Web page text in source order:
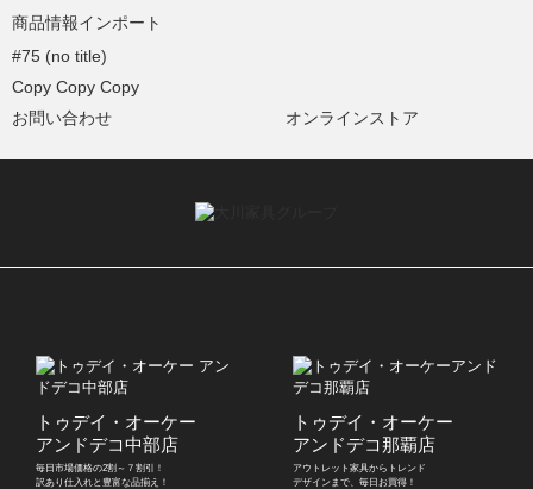
商品情報インポート
#75 (no title)
Copy Copy Copy
お問い合わせ
オンラインストア
トゥデイ・オーケー
アンドデコ中部店
毎日市場価格の2割～７割引！
訳あり仕入れと豊富な品揃え！
トゥデイ・オーケー
アンドデコ那覇店
アウトレット家具からトレンド
デザインまで、毎日お買得！